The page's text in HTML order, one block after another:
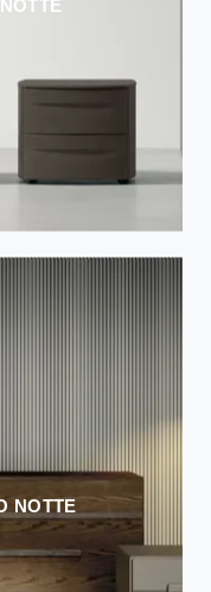
NOTTE